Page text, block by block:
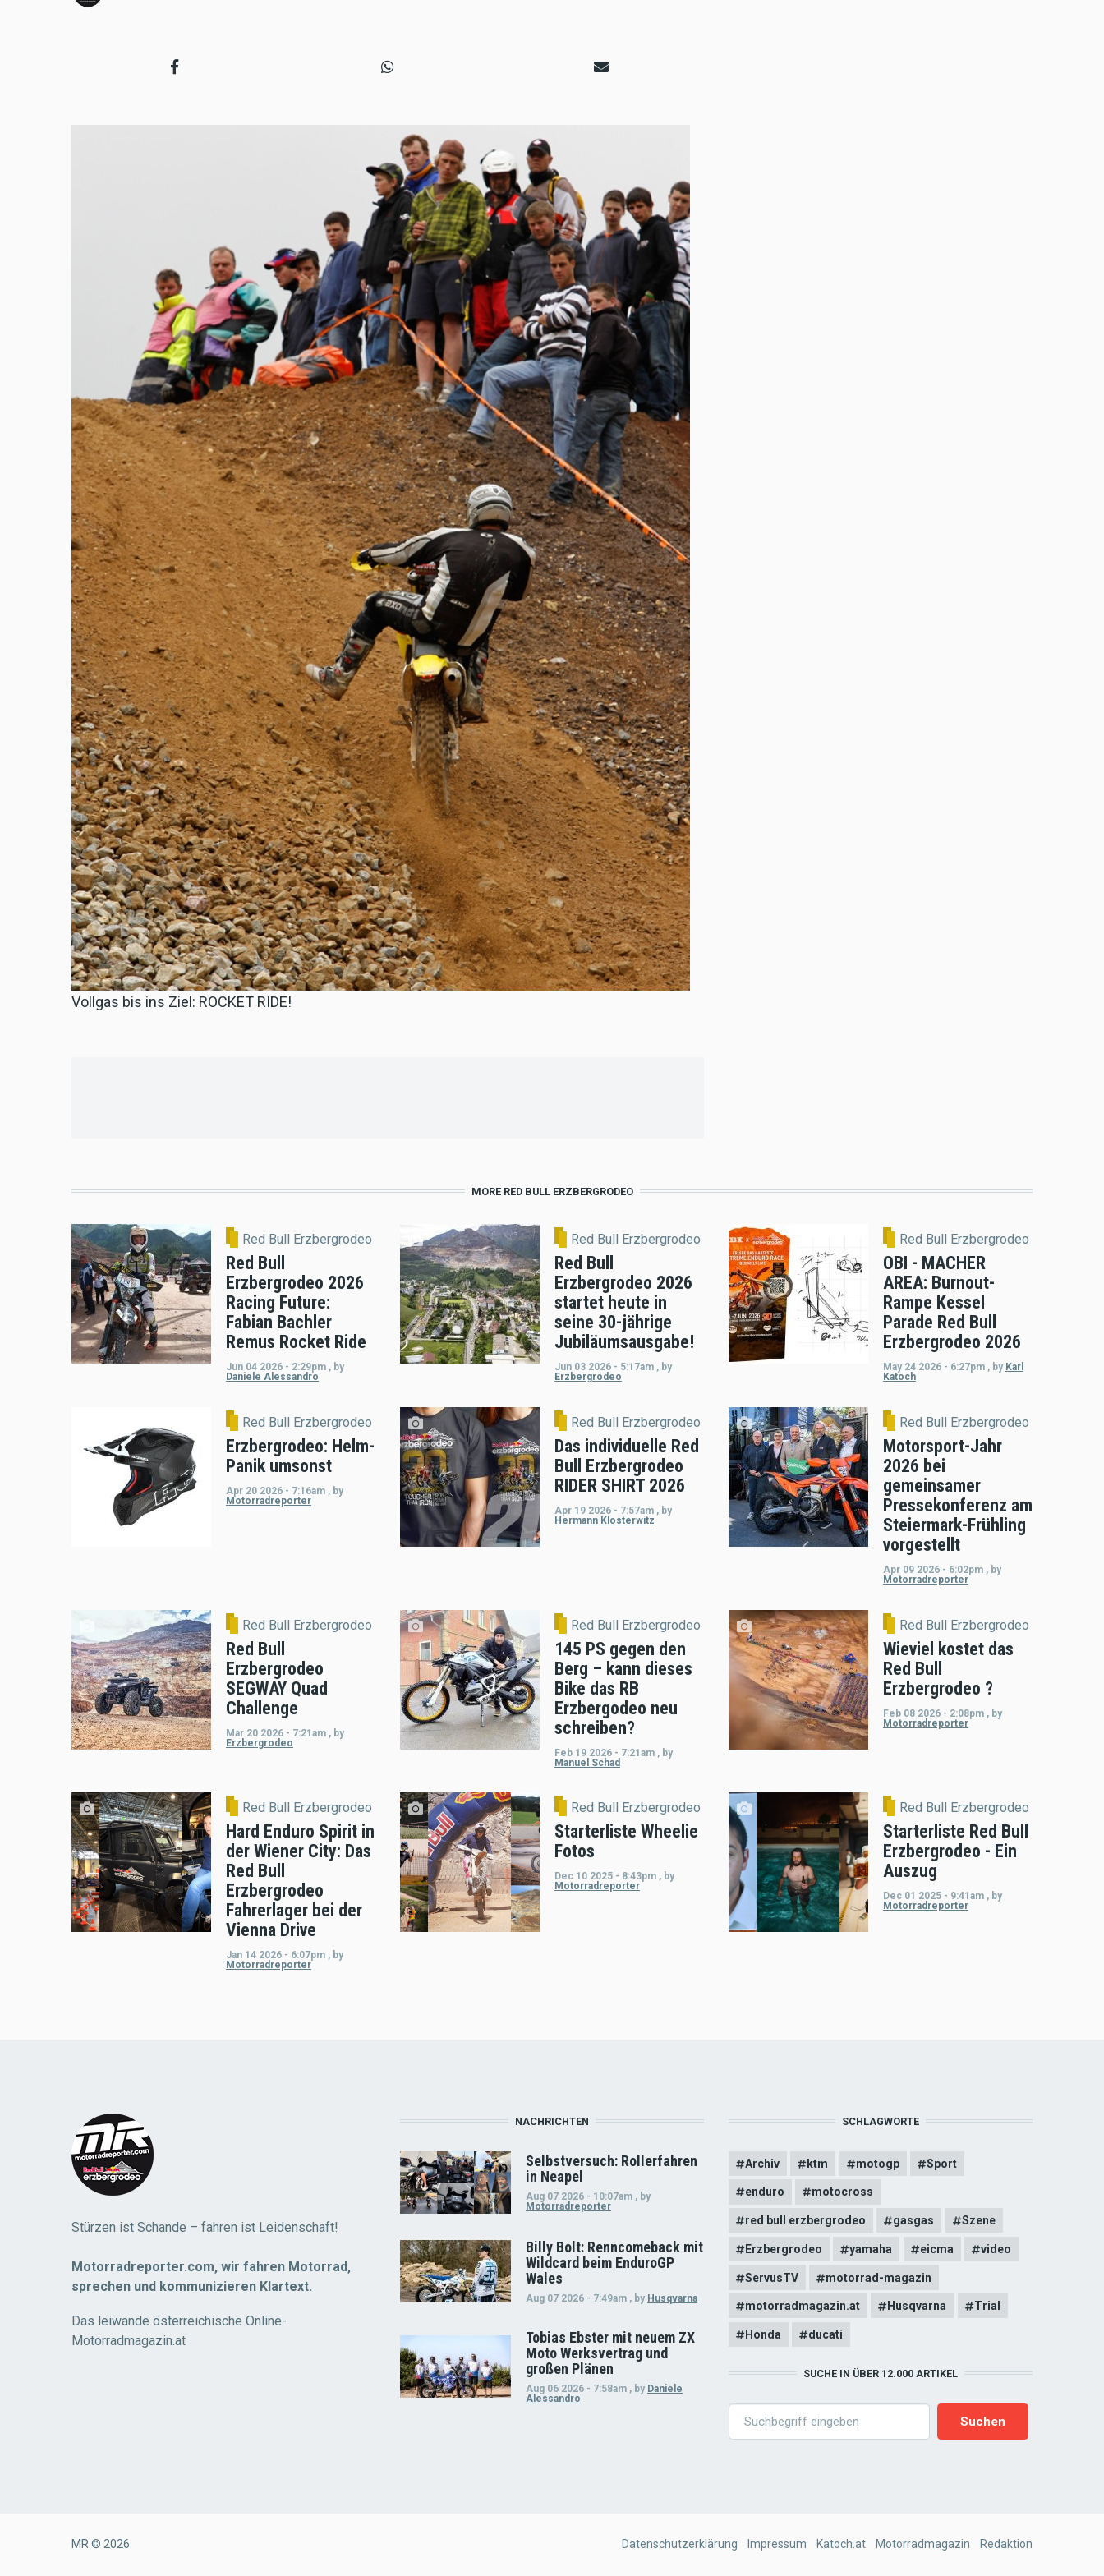
Vollgas bis ins Ziel: ROCKET RIDE!
MORE RED BULL ERZBERGRODEO
Red Bull Erzbergrodeo
Red Bull
Erzbergrodeo 2026
Racing Future:
Fabian Bachler
Remus Rocket Ride
Jun 04 2026 - 2:29pm , by
Daniele Alessandro
Red Bull Erzbergrodeo
Red Bull
Erzbergrodeo 2026
startet heute in
seine 30-jährige
Jubiläumsausgabe!
Jun 03 2026 - 5:17am , by
Erzbergrodeo
Red Bull Erzbergrodeo
OBI - MACHER
AREA: Burnout-
Rampe Kessel
Parade Red Bull
Erzbergrodeo 2026
May 24 2026 - 6:27pm , by Karl
Katoch
Red Bull Erzbergrodeo
Erzbergrodeo: Helm-
Panik umsonst
Apr 20 2026 - 7:16am , by
Motorradreporter
Red Bull Erzbergrodeo
Das individuelle Red
Bull Erzbergrodeo
RIDER SHIRT 2026
Apr 19 2026 - 7:57am , by
Hermann Klosterwitz
Red Bull Erzbergrodeo
Motorsport-Jahr
2026 bei
gemeinsamer
Pressekonferenz am
Steiermark-Frühling
vorgestellt
Apr 09 2026 - 6:02pm , by
Motorradreporter
Red Bull Erzbergrodeo
Red Bull
Erzbergrodeo
SEGWAY Quad
Challenge
Mar 20 2026 - 7:21am , by
Erzbergrodeo
Red Bull Erzbergrodeo
145 PS gegen den
Berg – kann dieses
Bike das RB
Erzbergodeo neu
schreiben?
Feb 19 2026 - 7:21am , by
Manuel Schad
Red Bull Erzbergrodeo
Wieviel kostet das
Red Bull
Erzbergrodeo ?
Feb 08 2026 - 2:08pm , by
Motorradreporter
Red Bull Erzbergrodeo
Hard Enduro Spirit in
der Wiener City: Das
Red Bull
Erzbergrodeo
Fahrerlager bei der
Vienna Drive
Jan 14 2026 - 6:07pm , by
Motorradreporter
Red Bull Erzbergrodeo
Starterliste Wheelie
Fotos
Dec 10 2025 - 8:43pm , by
Motorradreporter
Red Bull Erzbergrodeo
Starterliste Red Bull
Erzbergrodeo - Ein
Auszug
Dec 01 2025 - 9:41am , by
Motorradreporter
Stürzen ist Schande – fahren ist Leidenschaft!
Motorradreporter.com, wir fahren Motorrad,
sprechen und kommunizieren Klartext.
Das leiwande österreichische Online-
Motorradmagazin.at
NACHRICHTEN
Selbstversuch: Rollerfahren
in Neapel
Aug 07 2026 - 10:07am , by
Motorradreporter
Billy Bolt: Renncomeback mit
Wildcard beim EnduroGP
Wales
Aug 07 2026 - 7:49am , by Husqvarna
Tobias Ebster mit neuem ZX
Moto Werksvertrag und
großen Plänen
Aug 06 2026 - 7:58am , by Daniele
Alessandro
SCHLAGWORTE
Archiv ktm motogp Sport
enduro motocross
red bull erzbergrodeo gasgas Szene
Erzbergrodeo yamaha eicma video
ServusTV motorrad-magazin
motorradmagazin.at Husqvarna Trial
Honda ducati
SUCHE IN ÜBER 12.000 ARTIKEL
MR © 2026 FOOTER
Datenschutzerklärung Impressum Katoch.at Motorradmagazin Redaktion